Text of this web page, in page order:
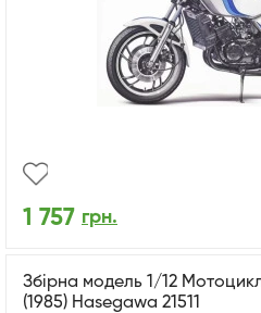
1 757 грн.
Збірна модель 1/12
(1985) Hasegawa 21511